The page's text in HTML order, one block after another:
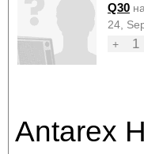
Q30
24,
+
1
Antarex